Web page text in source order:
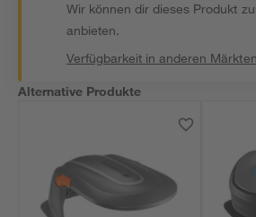
Wir können dir dieses Produkt
anbieten.
Verfügbarkeit in anderen Märkten
Alternative Produkte